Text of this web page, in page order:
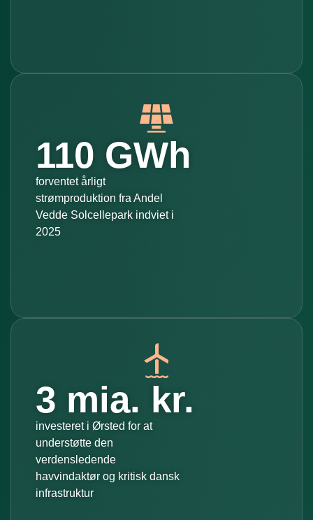
110 GWh
forventet årligt
strømproduktion fra Andel
Vedde Solcellepark indviet i
2025
3 mia. kr.
investeret i Ørsted for at
understøtte den
verdensledende
havvindaktør og kritisk dansk
infrastruktur